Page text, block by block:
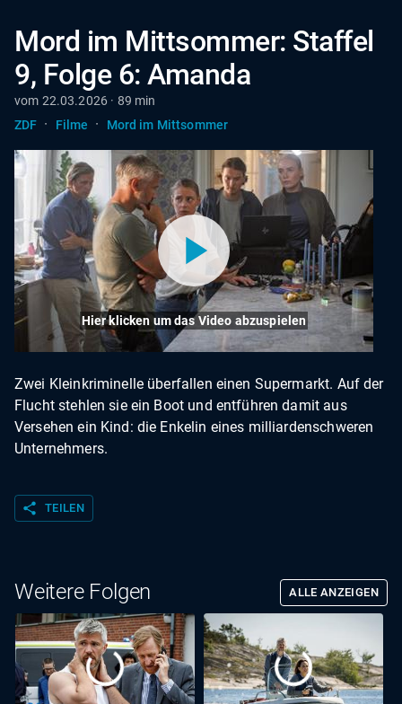
Mord im Mittsommer: Staffel
9, Folge 6: Amanda
vom 22.03.2026 · 89 min
ZDF · Filme · Mord im Mittsommer
Hier klicken um das Video abzuspielen
Zwei Kleinkriminelle überfallen einen Supermarkt. Auf der
Flucht stehlen sie ein Boot und entführen damit aus
Versehen ein Kind: die Enkelin eines milliardenschweren
Unternehmers.
share TEILEN
Weitere Folgen ALLE ANZEIGEN